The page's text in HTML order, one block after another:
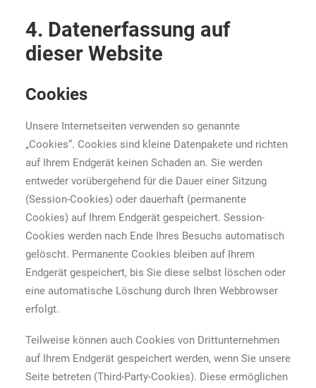
4. Datenerfassung auf
dieser Website
Cookies
Unsere Internetseiten verwenden so genannte
„Cookies“. Cookies sind kleine Datenpakete und richten
auf Ihrem Endgerät keinen Schaden an. Sie werden
entweder vorübergehend für die Dauer einer Sitzung
(Session-Cookies) oder dauerhaft (permanente
Cookies) auf Ihrem Endgerät gespeichert. Session-
Cookies werden nach Ende Ihres Besuchs automatisch
gelöscht. Permanente Cookies bleiben auf Ihrem
Endgerät gespeichert, bis Sie diese selbst löschen oder
eine automatische Löschung durch Ihren Webbrowser
erfolgt.
Teilweise können auch Cookies von Drittunternehmen
auf Ihrem Endgerät gespeichert werden, wenn Sie unsere
Seite betreten (Third-Party-Cookies). Diese ermöglichen